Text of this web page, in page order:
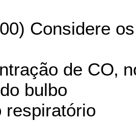
Considere
de CO‚
bulbo
respiratório